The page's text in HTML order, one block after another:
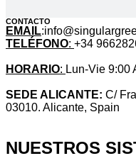
CONTACTO
EMAIL
TELÉFONO: +34
HORARIO: Lun-Vie 9:00
SEDE ALICANTE: C/
03010. Alicante, Spain
NUESTROS